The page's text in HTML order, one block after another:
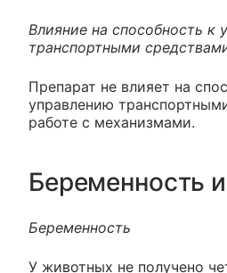
Влияние на способность к
транспортными
Препарат не влияет на
управлению
работе с механизмами.
Беременность
Беременность
У животных не получено